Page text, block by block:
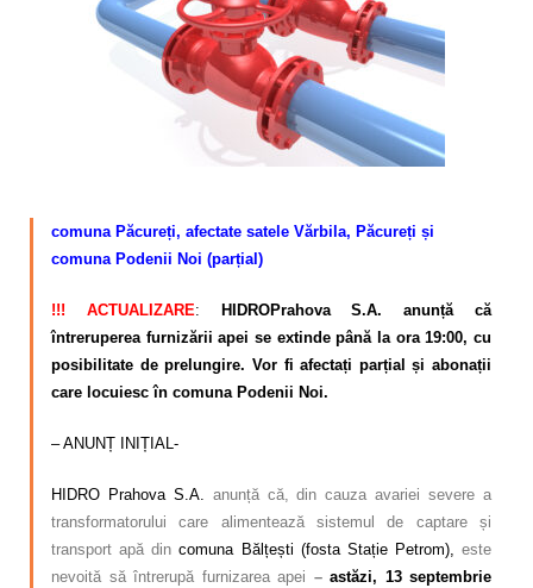
Calitatea apei
comuna Păcureți, afectate satele Vărbila, Păcureți și
comuna Podenii Noi (parțial)
!!! ACTUALIZARE: HIDROPrahova S.A. anunță că
întreruperea furnizării apei se extinde până la ora 19:00, cu
posibilitate de prelungire. Vor fi afectați parțial și abonații
care locuiesc în comuna Podenii Noi.
– ANUNȚ INIȚIAL-
HIDRO Prahova S.A. anunță că, din cauza avariei severe a
transformatorului care alimentează sistemul de captare și
transport apă dincomuna Bălțești (fosta Stație Petrom), este
nevoită să întrerupă furnizarea apei – astăzi, 13 septembrie